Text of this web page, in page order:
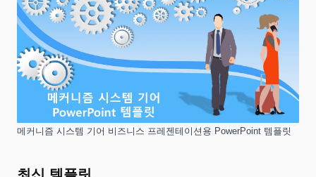
메커니즘 시스템 기어 비즈니스 프레젠테이션용 PowerPoint 템플릿